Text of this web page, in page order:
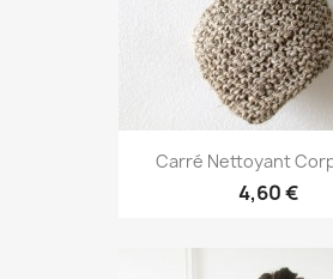
Carré Nettoyant
4,60 €